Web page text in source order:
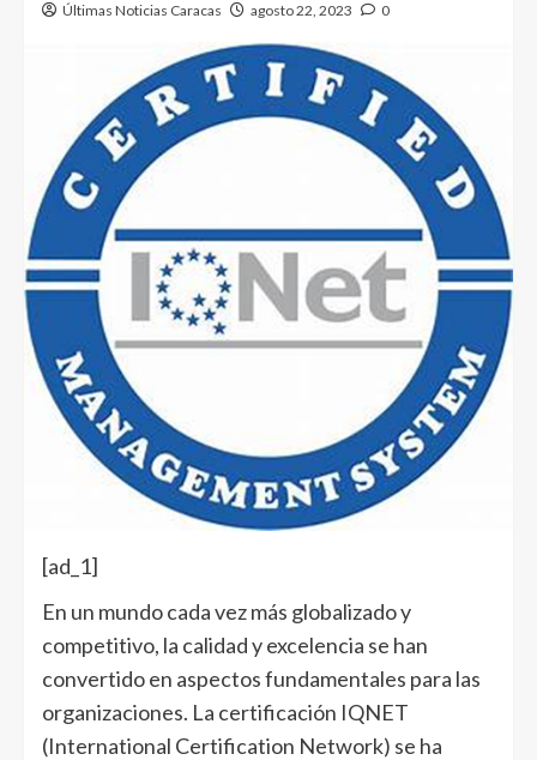
Últimas Noticias Caracas agosto 22, 2023 0
[ad_1]
En un mundo cada vez más globalizado y
competitivo, la calidad y excelencia se han
convertido en aspectos fundamentales para las
organizaciones. La certificación IQNET
(International Certification Network) se ha